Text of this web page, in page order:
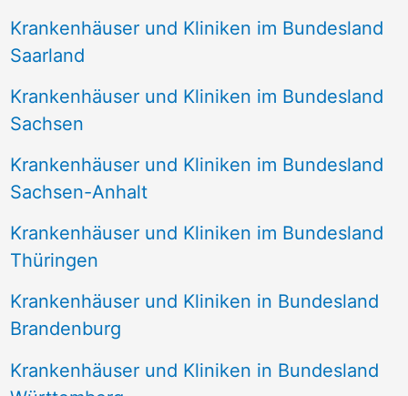
Krankenhäuser und Kliniken im Bundesland
Saarland
Krankenhäuser und Kliniken im Bundesland
Sachsen
Krankenhäuser und Kliniken im Bundesland
Sachsen-Anhalt
Krankenhäuser und Kliniken im Bundesland
Thüringen
Krankenhäuser und Kliniken in Bundesland
Brandenburg
Krankenhäuser und Kliniken in Bundesland